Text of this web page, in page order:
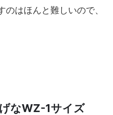
はほんと難しいので、
なWZ-1サイズ